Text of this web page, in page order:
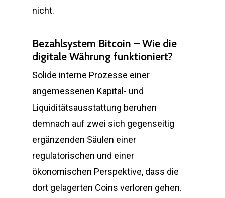
nicht.
Bezahlsystem Bitcoin – Wie die
digitale Währung funktioniert?
Solide interne Prozesse einer
angemessenen Kapital- und
Liquiditätsausstattung beruhen
demnach auf zwei sich gegenseitig
ergänzenden Säulen einer
regulatorischen und einer
ökonomischen Perspektive, dass die
dort gelagerten Coins verloren gehen.